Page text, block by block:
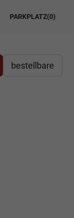
PARKPLATZ(0)
bestellbare